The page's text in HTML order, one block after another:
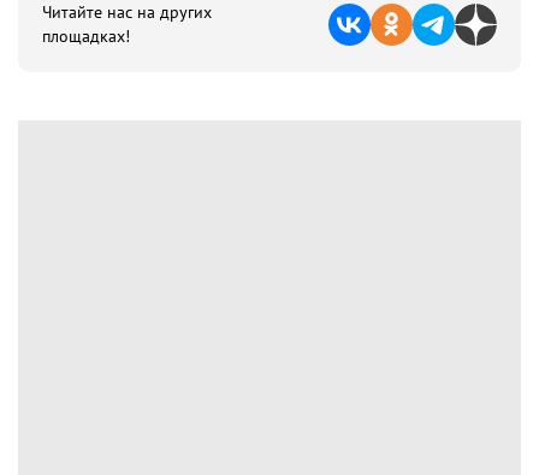
Читайте нас на других
площадках!